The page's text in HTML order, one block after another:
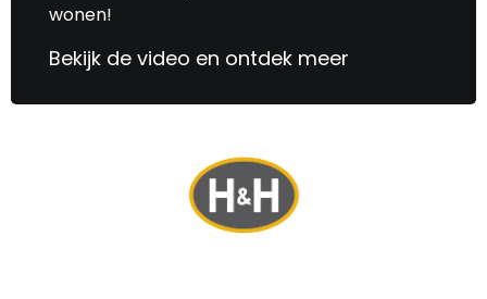
wonen!
Bekijk de video en ontdek meer